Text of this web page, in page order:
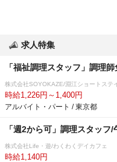
求人特集
「福祉調理スタッフ」調理
株式会社SOYOKAZE/淵江ショートステ
時給1,226円～1,400円
アルバイト・パート / 東京都
「週2から可」調理スタッフ
株式会社Life・遊/わくわくデイカフェ
時給1,140円